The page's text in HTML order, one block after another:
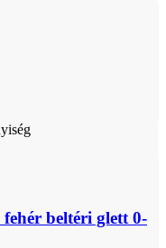
beltéri glett 0-